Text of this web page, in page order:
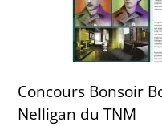
Concours Bonsoir
Nelligan du TNM